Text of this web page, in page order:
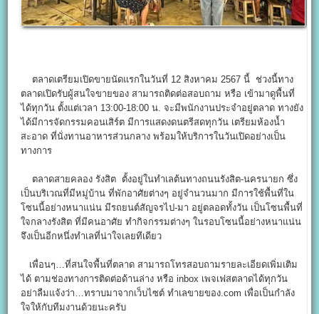
ตลาดเตรียมเปิดขายนัดแรกในวันที่ 12 สิงหาคม 2567 นี้ ช่วงนี้ทาง
ตลาดเปิดรับผู้สนใจขายของ สามารถติดต่อสอบถาม หรือ เข้ามาดูพื้นที่
ได้ทุกวัน ตั้งแต่เวลา 13:00-18:00 น. จะมีพนักงานประจำอยู่ตลาด ทางยัง
ได้มีการจัดกรรมคอนเสิร์ต มีการแสดงดนตรีสดทุกวัน เตรียมห้องน้ำ
สะอาด ที่นั่งทานอาหารส่วนกลาง พร้อมให้บริการในวันเปิดอย่างเป็น
ทางการ
ตลาดสายคลอง รังสิต ตั้งอยู่ในทำเลต้นทางถนนรังสิต-นครนายก ซึ่ง
เป็นบริเวณที่มีหมู่บ้าน ที่พักอาศัยต่างๆ อยู่จำนวนมาก มีการใช้พื้นที่ใน
โซนนี้อย่างหนาแน่น มีรถยนต์สัญจรไป-มา อยู่ตลอดทั้งวัน เป็นโซนพื้นที่
ใจกลางรังสิต ที่มีคนอาศัย ทำกิจกรรมต่างๆ ในรอบโซนนี้อย่างหนาแน่น
จึงเป็นอีกหนึ่งทำเลที่น่าใจเลยทีเดียว
เพื่อนๆ…ที่สนใจพื้นที่ตลาด สามารถโทรสอบถามรายละเอียดเพิ่มเติม
ได้ ตามช่องทางการติดต่อด้านล่าง หรือ inbox เพจเฟสตลาดได้ทุกวัน
อย่าลืมแจ้งว่า…ทราบมาจากเว็บไซต์ ทำเลขายของ.com เพื่อเป็นกำลัง
ใจให้กับทีมงานด้วยนะครับ